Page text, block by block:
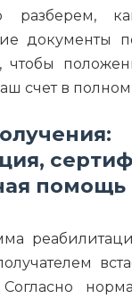
документы
чтобы
счет в
помощь